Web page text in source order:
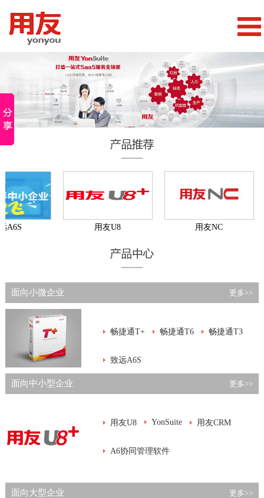
A6S 用友U8 用友NC
面向小微企业 更多>>
畅捷通T+ 畅捷通T6 畅捷通T3
致远A6S
面向中小型企业 更多>>
用友U8 YonSuite 用友CRM
A6协同管理软件
面向大型企业 更多>>